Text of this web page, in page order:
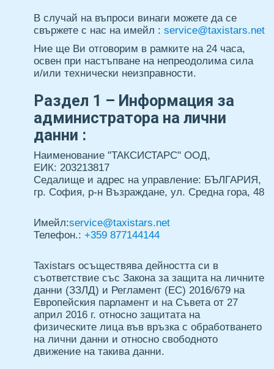
ПЪТУВАЙ
TAXISTARS
ШОФИРАЙ
В случай на въпроси винаги можете да се
свържете с нас на имейл : service@taxistars.net
Ние ще Ви отговорим в рамките на 24 часа,
освен при настъпване на непреодолима сила
и/или технически неизправности.
Раздел 1 – Информация за
администратора на лични
данни :
Наименование "ТАКСИСТАРС" ООД,
ЕИК: 203213817
Седалище и адрес на управление: БЪЛГАРИЯ,
гр. София, р-н Възраждане, ул. Средна гора, 48
Имейл:service@taxistars.net
Телефон.: +359 877144144
Taxistars осъществява дейността си в
съответствие със Закона за защита на личните
данни (ЗЗЛД) и Регламент (ЕС) 2016/679 на
Европейския парламент и на Съвета от 27
април 2016 г. относно защитата на
физическите лица във връзка с обработването
на лични данни и относно свободното
движение на такива данни.